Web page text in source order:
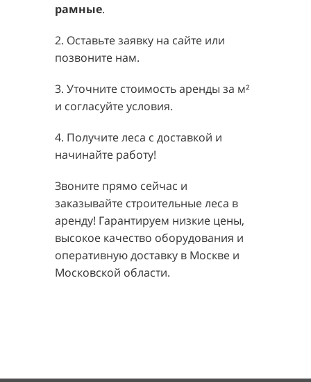
рамные.
2. Оставьте заявку на сайте или
позвоните нам.
3. Уточните стоимость аренды за м²
и согласуйте условия.
4. Получите леса с доставкой и
начинайте работу!
Звоните прямо сейчас и
заказывайте строительные леса в
аренду! Гарантируем низкие цены,
высокое качество оборудования и
оперативную доставку в Москве и
Московской области.